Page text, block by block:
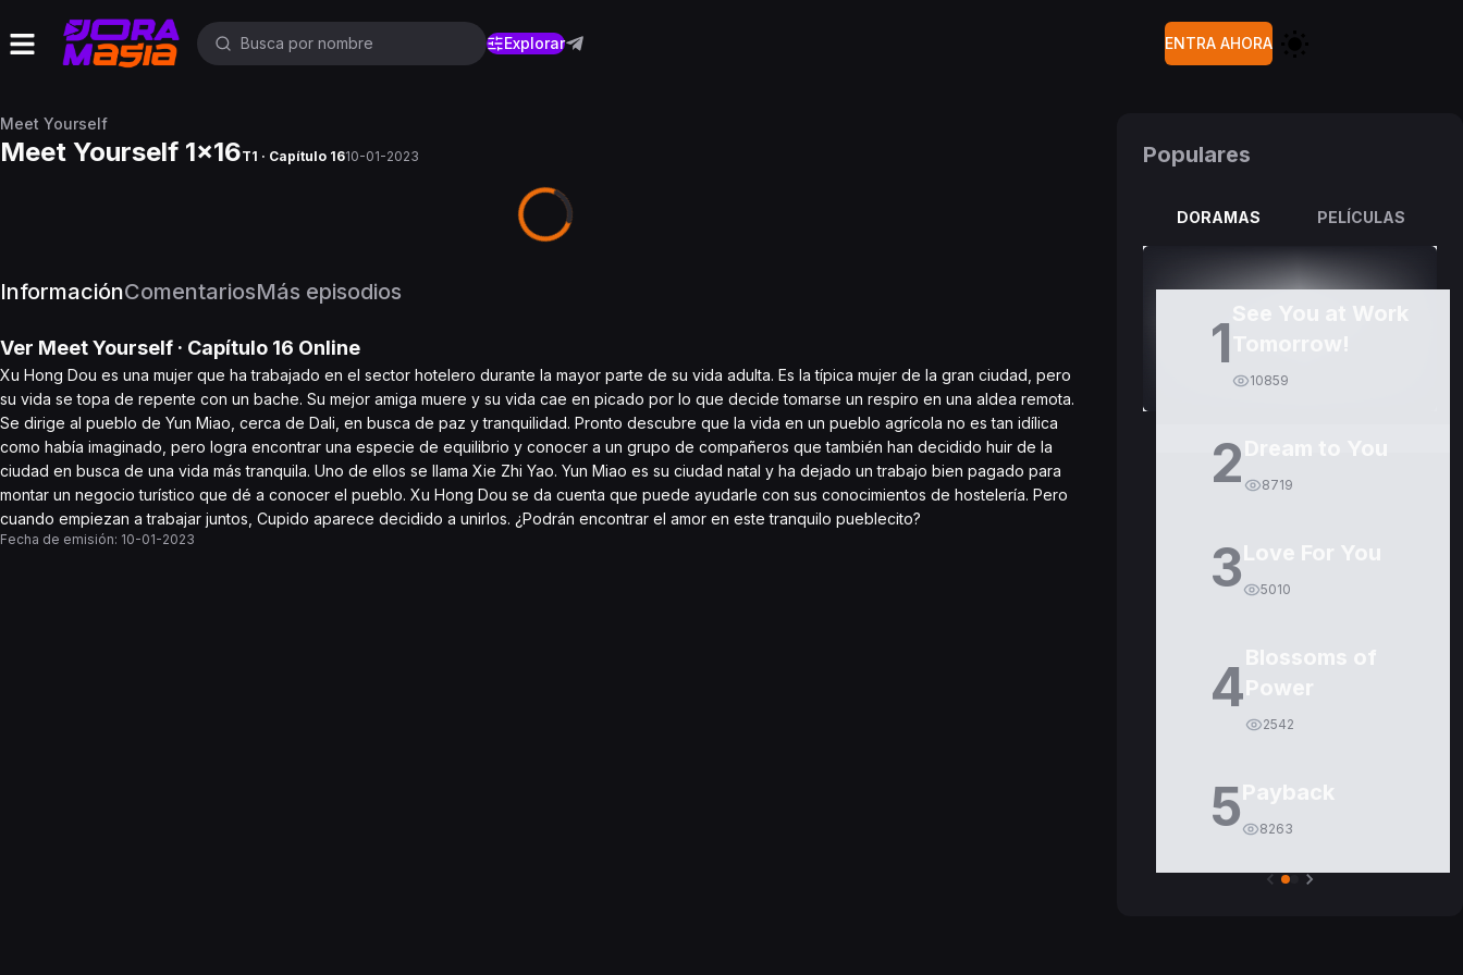
Explorar ENTRA AHORA
Meet Yourself
Meet Yourself 1x16T1 · Capítulo 1610-01-2023
InformaciónComentariosMás episodios
Ver Meet Yourself · Capítulo 16 Online
Xu Hong Dou es una mujer que ha trabajado en el sector hotelero durante la mayor parte de su vida adulta. Es la típica mujer de la gran ciudad, pero
su vida se topa de repente con un bache. Su mejor amiga muere y su vida cae en picado por lo que decide tomarse un respiro en una aldea remota.
Se dirige al pueblo de Yun Miao, cerca de Dali, en busca de paz y tranquilidad. Pronto descubre que la vida en un pueblo agrícola no es tan idílica
como había imaginado, pero logra encontrar una especie de equilibrio y conocer a un grupo de compañeros que también han decidido huir de la
ciudad en busca de una vida más tranquila. Uno de ellos se llama Xie Zhi Yao. Yun Miao es su ciudad natal y ha dejado un trabajo bien pagado para
montar un negocio turístico que dé a conocer el pueblo. Xu Hong Dou se da cuenta que puede ayudarle con sus conocimientos de hostelería. Pero
cuando empiezan a trabajar juntos, Cupido aparece decidido a unirlos. ¿Podrán encontrar el amor en este tranquilo pueblecito?
Fecha de emisión: 10-01-2023
Populares
DORAMAS PELÍCULAS
1
10859
2 Dream to You
8719
3Love For You
5010
4Blossoms of
Power
2542
5Payback
8263